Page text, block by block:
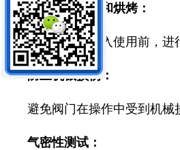
真空系统排气和烘烤：
在系统初次投入使用前，进
防止机械损伤：
避免阀门在操作中受到机械
气密性测试：